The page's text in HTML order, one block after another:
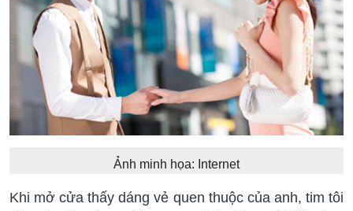
Ảnh minh họa: Internet
Khi mở cửa thấy dáng vẻ quen thuộc của anh, tim tôi